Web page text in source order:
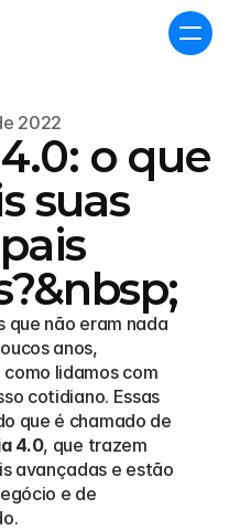
2022
o que
suas
que não eram nada
anos,
lidamos com
cotidiano. Essas
4.0, que trazem
avançadas e estão
e de